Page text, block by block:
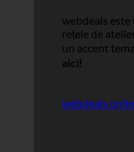
webdeals este
rețele de
un accent
aici!
webdeals